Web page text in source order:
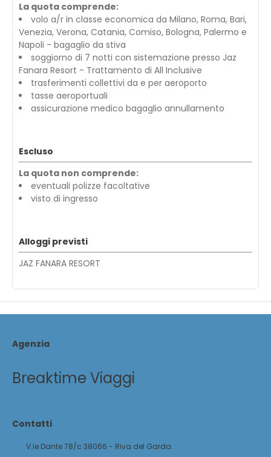
La quota comprende:
volo a/r in classe economica da Milano, Roma, Bari,
Venezia, Verona, Catania, Comiso, Bologna, Palermo e
Napoli - bagaglio da stiva
soggiorno di 7 notti con sistemazione presso Jaz
Fanara Resort - Trattamento di All Inclusive
trasferimenti collettivi da e per aeroporto
tasse aeroportuali
assicurazione medico bagaglio annullamento
Escluso
La quota non comprende:
eventuali polizze facoltative
visto di ingresso
Alloggi previsti
JAZ FANARA RESORT
Agenzia
Breaktime Viaggi
Contatti
V.le Dante 78/c 38066 - Riva del Garda